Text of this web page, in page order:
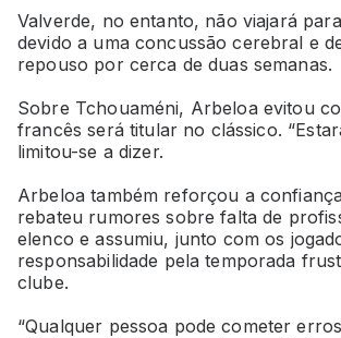
Valverde, no entanto, não viajará
devido a uma concussão cerebral e
repouso por cerca de duas semanas.
Sobre Tchouaméni, Arbeloa evitou
francês será titular no clássico.
limitou-se a dizer.
Arbeloa também reforçou a
rebateu rumores sobre falta de
elenco e assumiu, junto com os
responsabilidade pela temporada
clube.
“Qualquer pessoa pode cometer